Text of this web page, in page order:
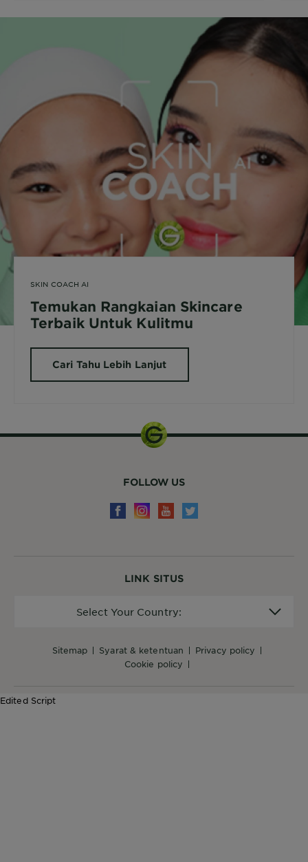
SKIN COACH AI
Temukan Rangkaian Skincare
Terbaik Untuk Kulitmu
Cari Tahu Lebih Lanjut
LINK SITUS
sitemap syarat & ketentuan
privacy policy
cookie policy
Select Your Country:
FOLLOW US
Edited Script